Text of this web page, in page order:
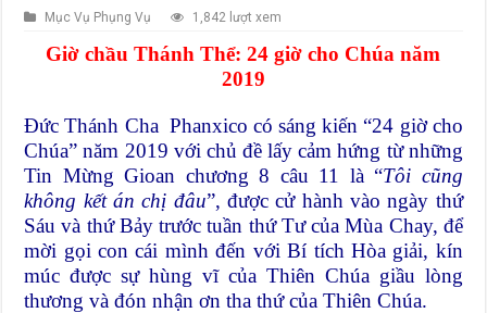
Mục Vụ Phụng Vụ 1,842 lượt xem
Giờ chầu Thánh Thể: 24 giờ cho Chúa năm
2019
Đức Thánh Cha Phanxico có sáng kiến “24 giờ cho
Chúa” năm 2019 với chủ đề lấy cảm hứng từ những
Tin Mừng Gioan chương 8 câu 11 là “Tôi cũng
không kết án chị đâu”, được cử hành vào ngày thứ
Sáu và thứ Bảy trước tuần thứ Tư của Mùa Chay, để
mời gọi con cái mình đến với Bí tích Hòa giải, kín
múc được sự hùng vĩ của Thiên Chúa giầu lòng
thương và đón nhận ơn tha thứ của Thiên Chúa.